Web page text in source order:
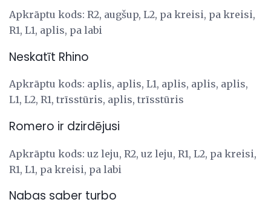
Apkrāptu kods: R2, augšup, L2, pa kreisi, pa kreisi,
R1, L1, aplis, pa labi
Neskatīt Rhino
Apkrāptu kods: aplis, aplis, L1, aplis, aplis, aplis,
L1, L2, R1, trīsstūris, aplis, trīsstūris
Romero ir dzirdējusi
Apkrāptu kods: uz leju, R2, uz leju, R1, L2, pa kreisi,
R1, L1, pa kreisi, pa labi
Nabas saber turbo